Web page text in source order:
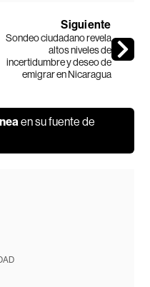
Siguiente
Sondeo ciudadano revela
altos niveles de
incertidumbre y deseo de
emigrar en Nicaragua
en su fuente de